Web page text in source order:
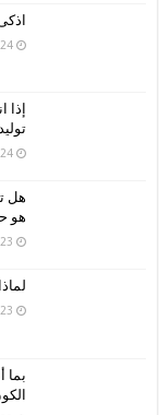
24 يناير، 2019
24 يناير، 2019
هل
هو
23 يناير، 2019
23 يناير، 2019
بما